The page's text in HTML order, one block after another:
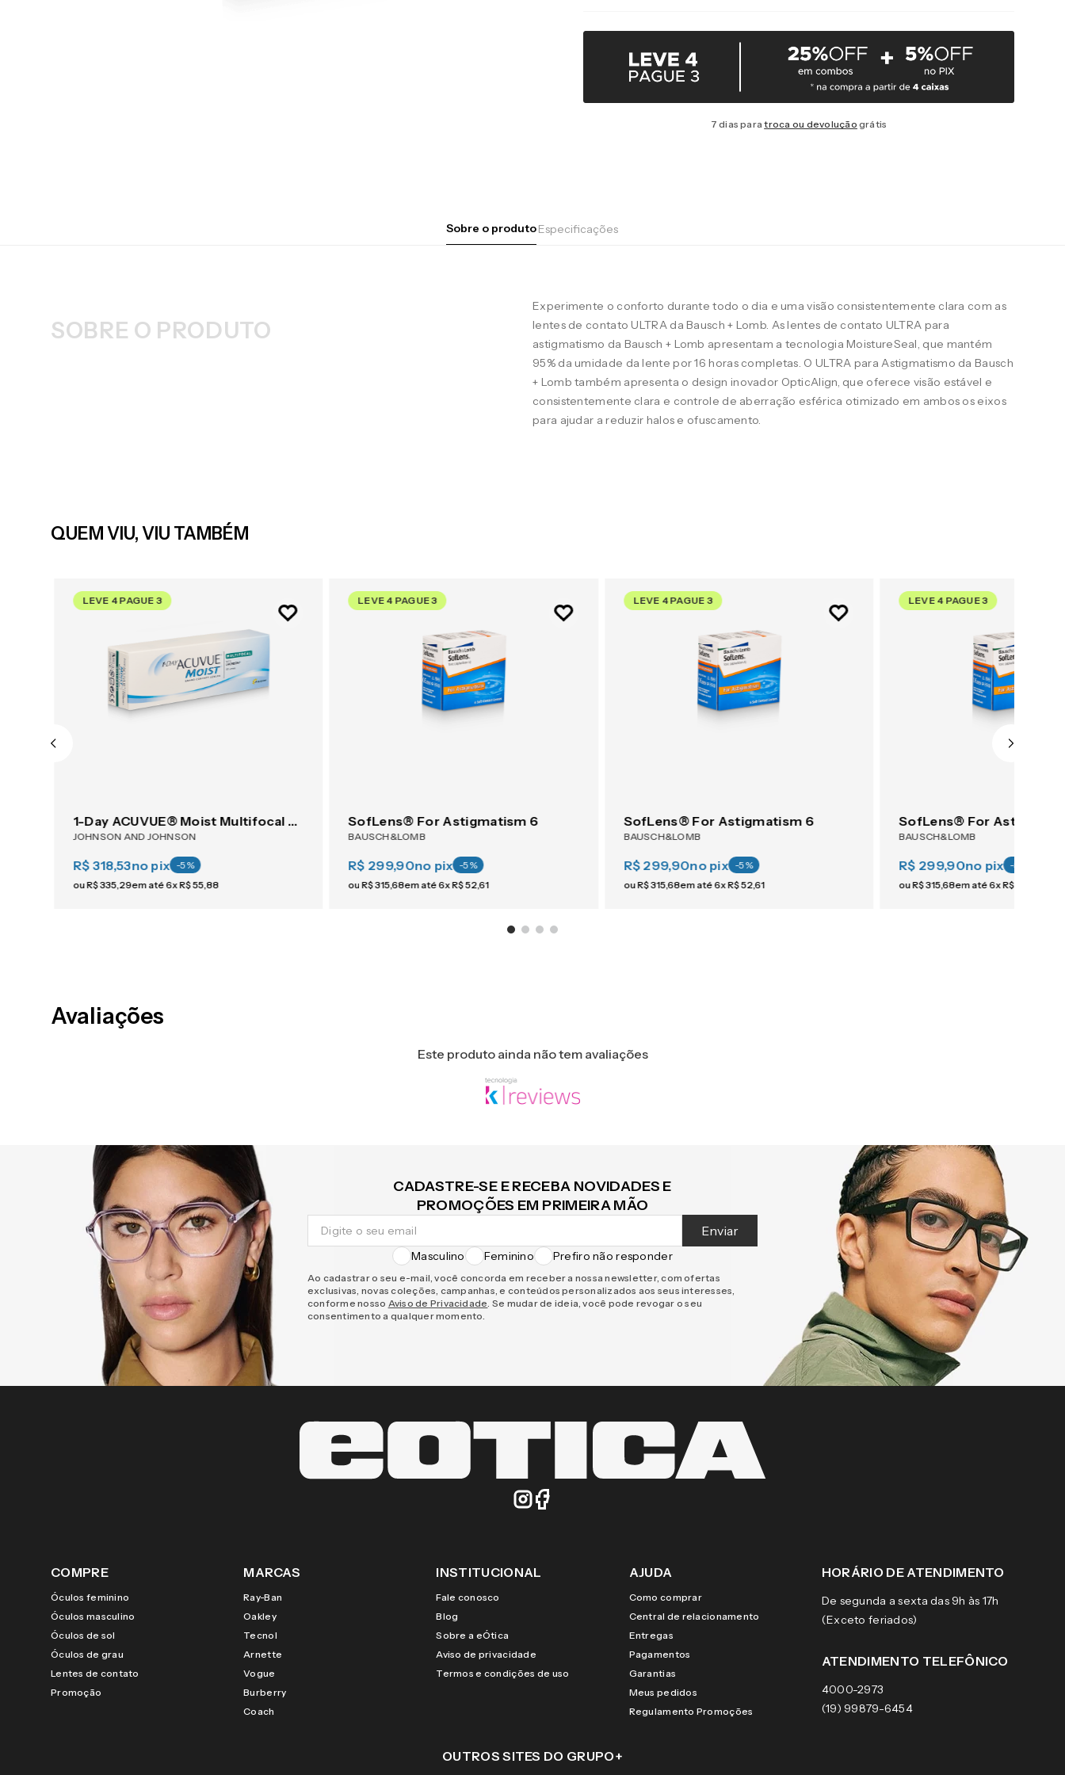
7 dias paratroca ou devolução grátis
Sobre o produtoEspecificações
SOBRE O PRODUTO
Experimente o conforto durante todo o dia e uma visão consistentemente clara com as
lentes de contato ULTRA da Bausch + Lomb. As lentes de contato ULTRA para
astigmatismo da Bausch + Lomb apresentam a tecnologia MoistureSeal, que mantém
95% da umidade da lente por 16 horas completas. O ULTRA para Astigmatismo da Bausch
+ Lomb também apresenta o design inovador OpticAlign, que oferece visão estável e
consistentemente clara e controle de aberração esférica otimizado em ambos os eixos
para ajudar a reduzir halos e ofuscamento.
QUEM VIU, VIU TAMBÉM
LEVE 4 PAGUE 3
1-Day ACUVUE® Moist Multifocal 30
JOHNSON AND JOHNSON
R$ 318,53no pix -5%
ouR$335, 29em até6xR$55, 88
LEVE 4 PAGUE 3
SofLens® For Astigmatism 6
BAUSCH&LOMB
R$ 299,90no pix -5%
ouR$315,68em até6xR$52,61
LEVE 4 PAGUE 3
SofLens® For Astigmatism 6
BAUSCH&LOMB
R$ 299,90no pix -5%
ouR$315,68em até6xR$52,61
LEVE 4 PAGUE 3
SofLens® For
BAUSCH&LOMB
R$ 299,90no pix -5
ouR$315,68em até6xR$
Avaliações
Este produto ainda não tem avaliações
CADASTRE-SE E RECEBA NOVIDADES E
PROMOÇÕES EM PRIMEIRA MÃO
Enviar
Masculino Feminino Prefiro não responder
Ao cadastrar o seu e-mail, você concorda em receber a nossa newsletter, com ofertas
exclusivas, novas coleções, campanhas, e conteúdos personalizados aos seus interesses,
conforme nosso Aviso de Privacidade. Se mudar de ideia, você pode revogar o seu
consentimento a qualquer momento.
COMPRE
Óculos feminino
Óculos masculino
Óculos de sol
Óculos de grau
Lentes de contato
Promoção
MARCAS
Ray-Ban
Oakley
Tecnol
Arnette
Vogue
Burberry
Coach
INSTITUCIONAL
Fale conosco
Blog
Sobre a eÓtica
Aviso de privacidade
Termos e condições de uso
AJUDA
Como comprar
Central de relacionamento
Entregas
Pagamentos
Garantias
Meus pedidos
Regulamento Promoções
HORÁRIO DE ATENDIMENTO
De segunda a sexta das 9h às 17h
(Exceto feriados)
ATENDIMENTO TELEFÔNICO
4000-2973
(19) 99879-6454
OUTROS SITES DO GRUPO+